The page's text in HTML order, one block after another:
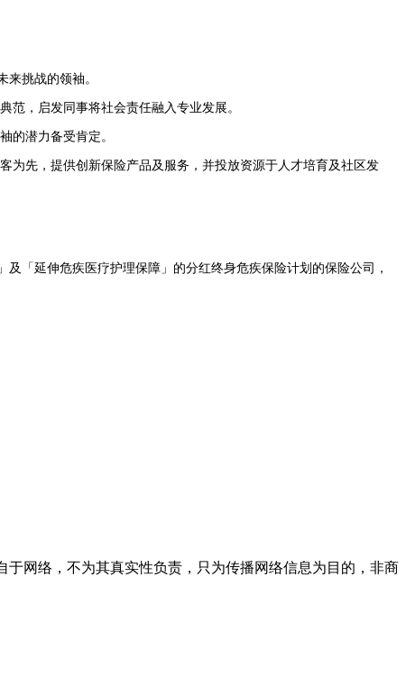
挑战的领袖。
，启发同事将社会责任融入专业发展。
的潜力备受肯定。
为先，提供创新保险产品及服务，并投放资源于人才培育及社区发
「延伸危疾医疗护理保障」的分红终身危疾保险计划的保险公司，
网络，不为其真实性负责，只为传播网络信息为目的，非商